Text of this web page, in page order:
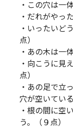
・この穴は一
・だれがやっ
・いったいど
点）
・あの木は一
・向こうに見
点）
・あの足で立
穴が空いてい
・根の間に空
う。（９点）